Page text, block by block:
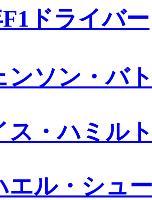
ドライバー
ンソン・バ
ス・ハミル
エル・シュ